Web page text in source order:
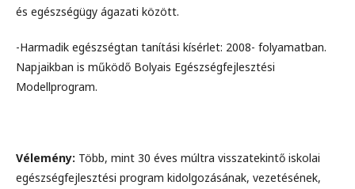
és egészségügy ágazati között.
-Harmadik egészségtan tanítási kísérlet: 2008- folyamatban.
Napjaikban is működő Bolyais Egészségfejlesztési
Modellprogram.
Vélemény: Több, mint 30 éves múltra visszatekintő iskolai
egészségfejlesztési program kidolgozásának, vezetésének,